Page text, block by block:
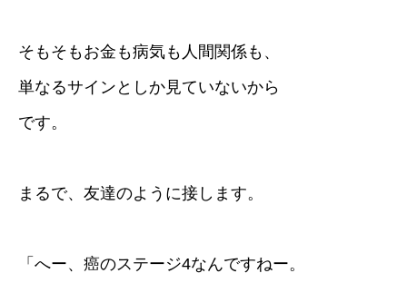
そもそもお金も病気も人間関係も、
単なるサインとしか見ていないから
です。
まるで、友達のように接します。
「へー、癌のステージ4なんですねー。